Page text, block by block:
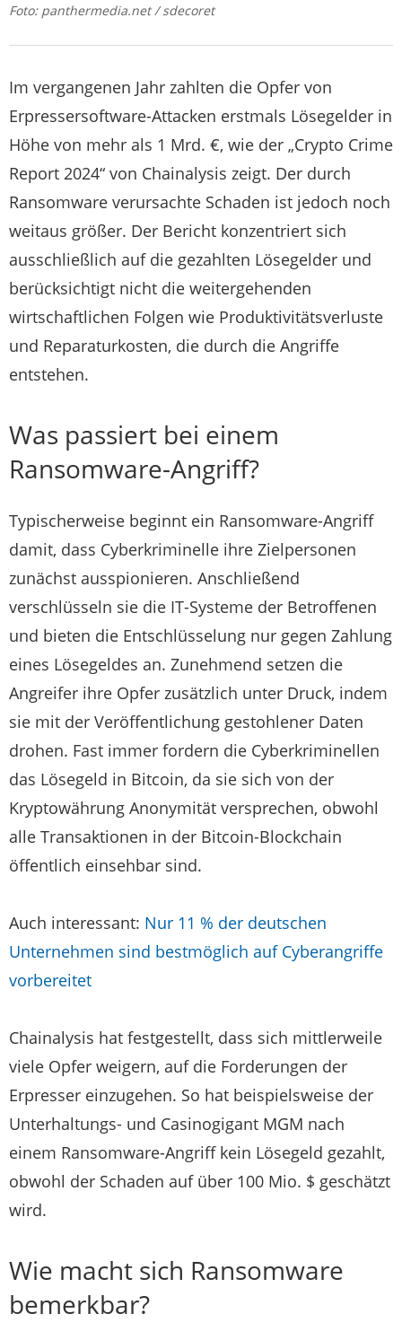
Foto: panthermedia.net / sdecoret
Im vergangenen Jahr zahlten die Opfer von
Erpressersoftware-Attacken erstmals Lösegelder in
Höhe von mehr als 1 Mrd. €, wie der „Crypto Crime
Report 2024“ von Chainalysis zeigt. Der durch
Ransomware verursachte Schaden ist jedoch noch
weitaus größer. Der Bericht konzentriert sich
ausschließlich auf die gezahlten Lösegelder und
berücksichtigt nicht die weitergehenden
wirtschaftlichen Folgen wie Produktivitätsverluste
und Reparaturkosten, die durch die Angriffe
entstehen.
Was passiert bei einem
Ransomware-Angriff?
Typischerweise beginnt ein Ransomware-Angriff
damit, dass Cyberkriminelle ihre Zielpersonen
zunächst ausspionieren. Anschließend
verschlüsseln sie die IT-Systeme der Betroffenen
und bieten die Entschlüsselung nur gegen Zahlung
eines Lösegeldes an. Zunehmend setzen die
Angreifer ihre Opfer zusätzlich unter Druck, indem
sie mit der Veröffentlichung gestohlener Daten
drohen. Fast immer fordern die Cyberkriminellen
das Lösegeld in Bitcoin, da sie sich von der
Kryptowährung Anonymität versprechen, obwohl
alle Transaktionen in der Bitcoin-Blockchain
öffentlich einsehbar sind.
Auch interessant: Nur 11 % der deutschen
Unternehmen sind bestmöglich auf Cyberangriffe
vorbereitet
Chainalysis hat festgestellt, dass sich mittlerweile
viele Opfer weigern, auf die Forderungen der
Erpresser einzugehen. So hat beispielsweise der
Unterhaltungs- und Casinogigant MGM nach
einem Ransomware-Angriff kein Lösegeld gezahlt,
obwohl der Schaden auf über 100 Mio. $ geschätzt
wird.
Wie macht sich Ransomware
bemerkbar?